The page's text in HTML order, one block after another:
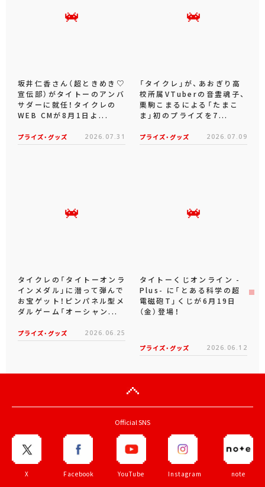
坂井仁香さん（超ときめき♡
宣伝部）がタイトーのアンバ
サダーに就任！タイクレの
WEB CMが8月1日よ...
プライズ・グッズ 2026.07.31
「タイクレ」が、あおぎり高
校所属VTuberの音霊魂子、
栗駒こまるによる「たまこ
ま」初のプライズを7...
プライズ・グッズ 2026.07.09
タイクレの「タイトーオンラ
インメダル」に潜って弾んで
お宝ゲット！ピンパネル型メ
ダルゲーム「オーシャン...
プライズ・グッズ 2026.06.25
タイトーくじオンライン -
Plus- に「とある科学の超
電磁砲T」くじが6月19日
（金）登場！
プライズ・グッズ 2026.06.12
Official SNS
X Facebook YouTube Instagram note